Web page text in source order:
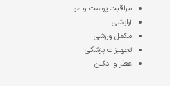
مراقبت پوست و مو
آرایشی
مکمل ورزشی
تجهیزات پزشکی
عطر و ادکلن